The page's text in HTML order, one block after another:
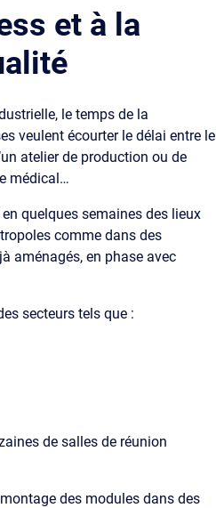
et à la
le temps de la
veulent écourter le délai entre le
atelier de production ou de
médical…
quelques semaines des lieux
comme dans des
aménagés, en phase avec
secteurs tels que :
de salles de réunion
des modules dans des